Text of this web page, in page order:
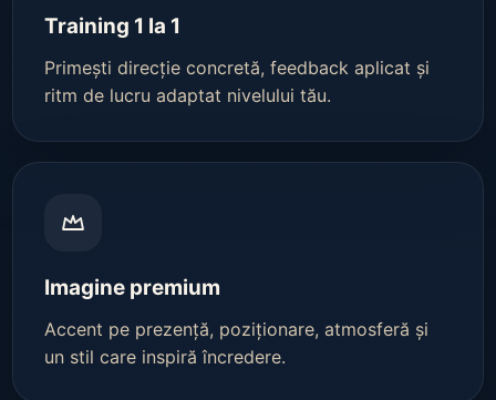
Training 1 la 1
Primești direcție concretă, feedback aplicat și
ritm de lucru adaptat nivelului tău.
Imagine premium
Accent pe prezență, poziționare, atmosferă și
un stil care inspiră încredere.